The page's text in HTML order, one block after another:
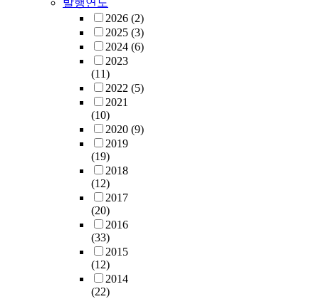
발행연도
2026 (2)
2025 (3)
2024 (6)
2023
(11)
2022 (5)
2021
(10)
2020 (9)
2019
(19)
2018
(12)
2017
(20)
2016
(33)
2015
(12)
2014
(22)